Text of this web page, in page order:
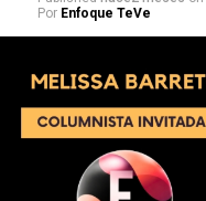
Por Enfoque TeVe